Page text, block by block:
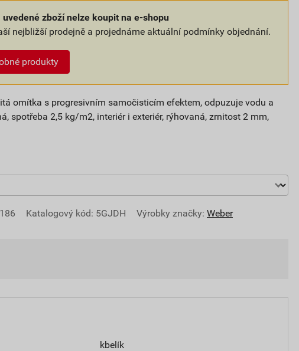
uvedené zboží nelze koupit na e-shopu
nejbližší prodejně a projednáme aktuální podmínky objednání.
produkty
omítka s progresivním samočisticím efektem, odpuzuje vodu a
spotřeba 2,5 kg/m2, interiér i exteriér, rýhovaná, zrnitost 2 mm,
Katalogový kód: 5GJDH Výrobky značky: Weber
kbelík